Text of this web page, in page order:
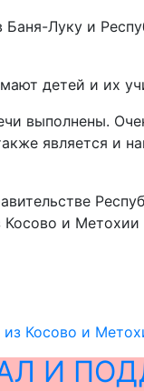
Луку и
детей и их
выполнены.
является и
и
из Косово и
И